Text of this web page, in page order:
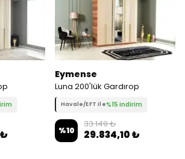
Eymense
Luna 200'lük Gardırop
Havale/EFT ile%15 indirim
%10
33.149 ₺
29.834,10 ₺